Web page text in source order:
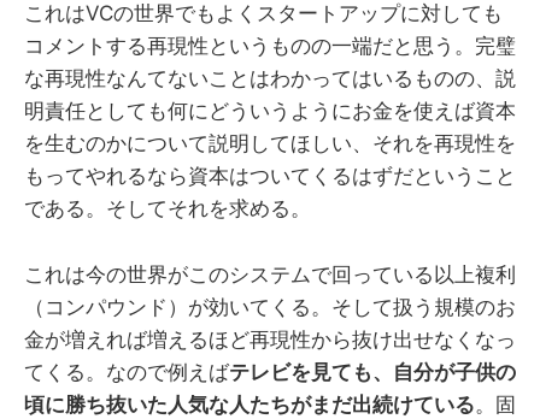
これはVCの世界でもよくスタートアップに対しても
コメントする再現性というものの一端だと思う。完璧
な再現性なんてないことはわかってはいるものの、説
明責任としても何にどういうようにお金を使えば資本
を生むのかについて説明してほしい、それを再現性を
もってやれるなら資本はついてくるはずだということ
である。そしてそれを求める。
これは今の世界がこのシステムで回っている以上複利
（コンパウンド）が効いてくる。そして扱う規模のお
金が増えれば増えるほど再現性から抜け出せなくなっ
てくる。なので例えばテレビを見ても、自分が子供の
頃に勝ち抜いた人気な人たちがまだ出続けている。固